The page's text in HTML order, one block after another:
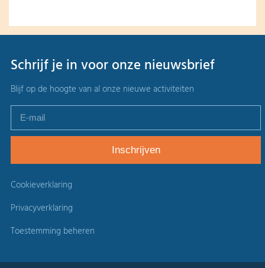
Schrijf je in voor onze nieuwsbrief
Blijf op de hoogte van al onze nieuwe activiteiten
Cookieverklaring
Privacyverklaring
Toestemming beheren